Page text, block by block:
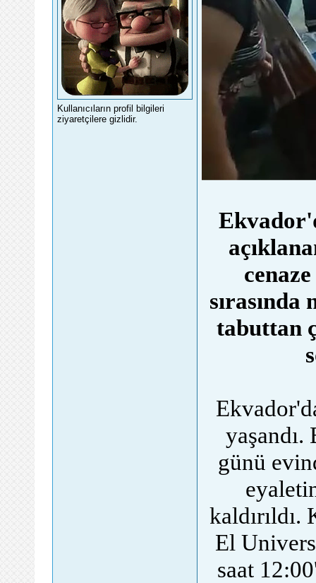
Kullanıcıların profil bilgileri
ziyaretçilere gizlidir.
sırasında
tabuttan
günü
El
saat